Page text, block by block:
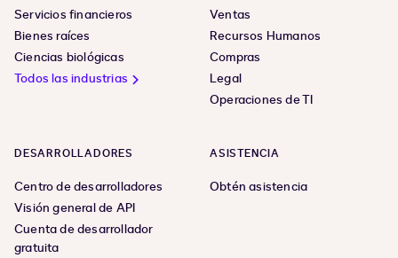
Servicios financieros
Bienes raíces
Ciencias biológicas
Todos las industrias
Ventas
Recursos Humanos
Compras
Legal
Operaciones de TI
DESARROLLADORES
Centro de desarrolladores
Visión general de API
Cuenta de desarrollador
gratuita
ASISTENCIA
Obtén asistencia